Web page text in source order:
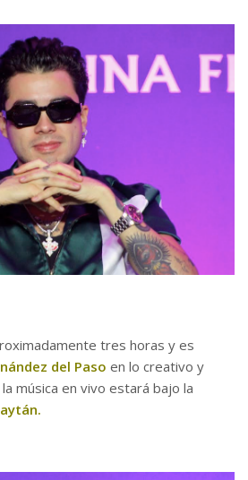
tres horas y es
del Paso en lo creativo y
música en vivo estará bajo la